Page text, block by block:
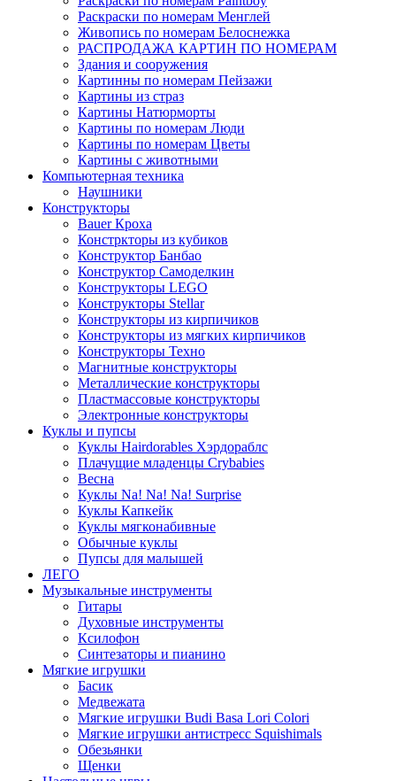
Раскраски по номерам Менглей
Живопись по номерам Белоснежка
РАСПРОДАЖА КАРТИН ПО НОМЕРАМ
Здания и сооружения
Картинны по номерам Пейзажи
Картины из страз
Картины Натюрморты
Картины по номерам Люди
Картины по номерам Цветы
Картины с животными
Компьютерная техника
Наушники
Конструкторы
Bauer Кроха
Констркторы из кубиков
Конструктор Банбао
Конструктор Самоделкин
Конструкторы LEGO
Конструкторы Stellar
Конструкторы из кирпичиков
Конструкторы из мягких кирпичиков
Конструкторы Техно
Магнитные конструкторы
Металлические конструкторы
Пластмассовые конструкторы
Электронные конструкторы
Куклы и пупсы
Куклы Hairdorables Хэрдораблс
Плачущие младенцы Crybabies
Весна
Куклы Na! Na! Na! Surprise
Куклы Капкейк
Куклы мягконабивные
Обычные куклы
Пупсы для малышей
ЛЕГО
Музыкальные инструменты
Гитары
Духовные инструменты
Ксилофон
Синтезаторы и пианино
Мягкие игрушки
Басик
Медвежата
Мягкие игрушки Budi Basa Lori Colori
Мягкие игрушки антистресс Squishimals
Обезьянки
Щенки